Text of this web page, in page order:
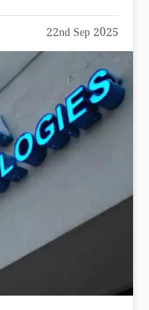
22nd Sep 2025